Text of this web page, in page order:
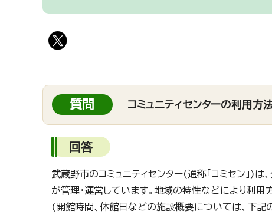
質問 コミュニティセンターの利用方
回答
武蔵野市のコミュニティセンター(通称「コミセン」)
が管理・運営しています。地域の特性などにより利
(開館時間、休館日などの施設概要については、下記